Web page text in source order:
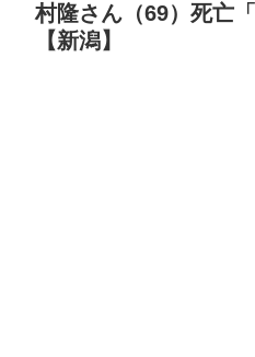
村隆さん（69）死亡
【新潟】